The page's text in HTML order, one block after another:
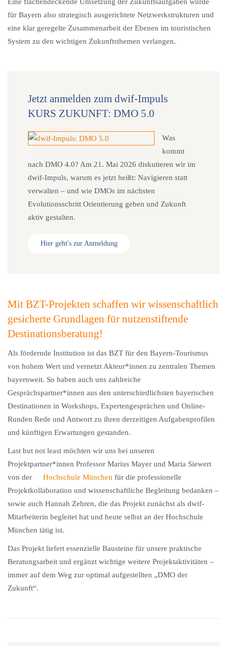
für Bayern also strategisch ausgerichtete Netzwerkstrukturen und
eine klar geregelte Zusammenarbeit der Ebenen im touristischen
System zu den wichtigen Zukunftsthemen verlangen.
Jetzt anmelden zum dwif-Impuls
KURS ZUKUNFT: DMO 5.0
Was
kommt
nach DMO 4.0? Am 21. Mai 2026 diskutieren wir im
dwif-Impuls, warum es jetzt heißt: Navigieren statt
verwalten – und wie DMOs im nächsten
Evolutionsschritt Orientierung geben und Zukunft
aktiv gestalten.
Hier geht's zur Anmeldung
Mit BZT-Projekten schaffen wir wissenschaftlich
gesicherte Grundlagen für nutzenstiftende
Destinationsberatung!
Als fördernde Institution ist das BZT für den Bayern-Tourismus
von hohem Wert und vernetzt Akteur*innen zu zentralen Themen
bayernweit. So haben auch uns zahlreiche
Gesprächspartner*innen aus den unterschiedlichsten bayerischen
Destinationen in Workshops, Expertengesprächen und Online-
Runden Rede und Antwort zu ihren derzeitigen Aufgabenprofilen
und künftigen Erwartungen gestanden.
Last but not least möchten wir uns bei unseren
Projektpartner*innen Professor Marius Mayer und Maria Siewert
von der
Hochschule München für die professionelle
Projektkollaboration und wissenschaftliche Begleitung bedanken –
sowie auch Hannah Zehren, die das Projekt zunächst als dwif-
Mitarbeiterin begleitet hat und heute selbst an der Hochschule
München tätig ist.
Das Projekt liefert essenzielle Bausteine für unsere praktische
Beratungsarbeit und ergänzt wichtige weitere Projektaktivitäten –
immer auf dem Weg zur optimal aufgestellten „DMO der
Zukunft“.